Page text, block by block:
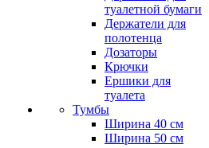
туалетной бумаги
Держатели для
полотенца
Дозаторы
Крючки
Ершики для
туалета
Тумбы
Ширина 40 см
Ширина 50 см